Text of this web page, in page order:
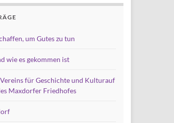
um Gutes zu tun
wie es gekommen ist
für Geschichte und Kulturauf
Maxdorfer Friedhofes